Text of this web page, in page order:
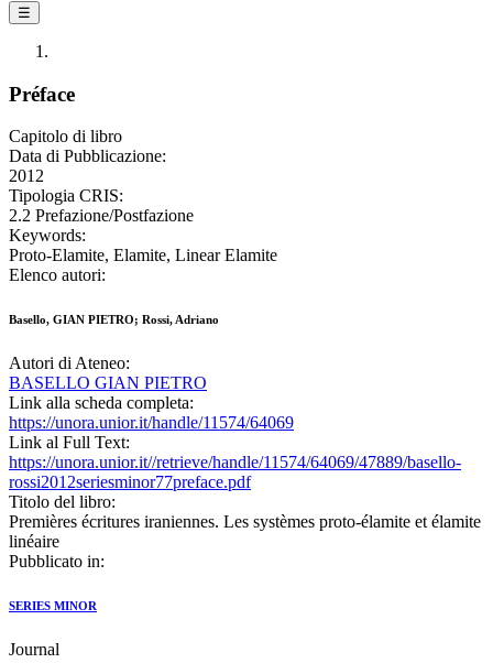
☰
Préface
Capitolo di libro
Data di Pubblicazione:
2012
Tipologia CRIS:
2.2 Prefazione/Postfazione
Keywords:
Proto-Elamite, Elamite, Linear Elamite
Elenco autori:
Basello, GIAN PIETRO; Rossi, Adriano
Autori di Ateneo:
BASELLO GIAN PIETRO
Link alla scheda completa:
https://unora.unior.it/handle/11574/64069
Link al Full Text:
https://unora.unior.it//retrieve/handle/11574/64069/47889/basello-
rossi2012seriesminor77preface.pdf
Titolo del libro:
Premières écritures iraniennes. Les systèmes proto-élamite et élamite
linéaire
Pubblicato in:
SERIES MINOR
Journal